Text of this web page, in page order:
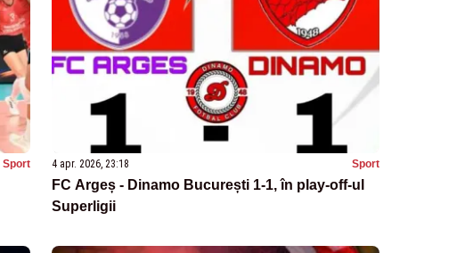
Sport 4 apr. 2026, 23:18 Sport
FC Argeș - Dinamo București 1-1, în play-off-ul
Superligii